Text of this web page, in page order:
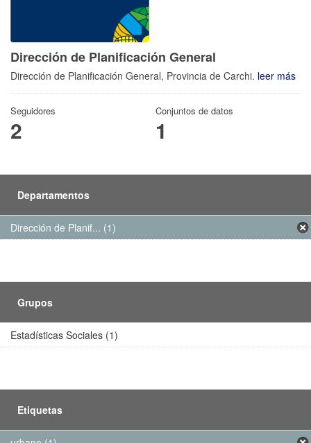
Dirección de Planificación General
Dirección de Planificación General, Provincia de Carchi. leer más
Seguidores
2
Conjuntos de datos
1
Departamentos
Dirección de Planif... (1)
Grupos
Estadísticas Sociales (1)
Etiquetas